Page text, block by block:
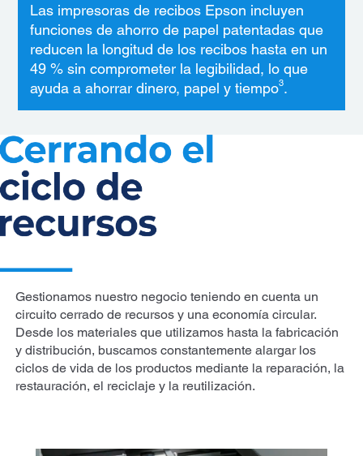
Las impresoras de recibos Epson incluyen
funciones de ahorro de papel patentadas que
reducen la longitud de los recibos hasta en un
49 % sin comprometer la legibilidad, lo que
ayuda a ahorrar dinero, papel y tiempo3.
Gestionamos nuestro negocio teniendo en cuenta un
circuito cerrado de recursos y una economía circular.
Desde los materiales que utilizamos hasta la fabricación
y distribución, buscamos constantemente alargar los
ciclos de vida de los productos mediante la reparación, la
restauración, el reciclaje y la reutilización.